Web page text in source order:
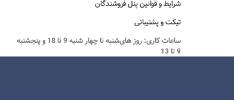
شرایط و قوانین پنل فروشندگان
تیکت و پشتیبانی
ساعات کاری: روز های‌شنبه تا چهار شنبه 9 تا 18 و پنجشنبه
9 تا 13